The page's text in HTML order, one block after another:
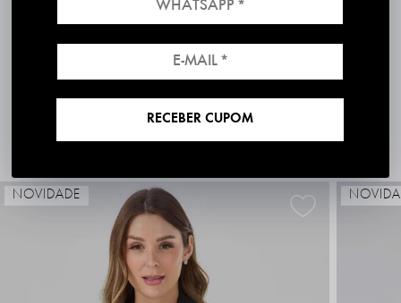
Produto 100% nacional, com excelente padrão de qualidade
QUEM COMPROU
VIU TAMBÉM!
NOVIDADE
RECEBER CUPOM